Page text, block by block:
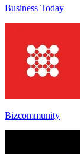
Business Today
Bizcommunity